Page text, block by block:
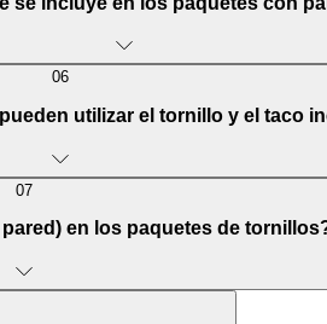
06
utilizar el tornillo y el taco
07
en los paquetes de